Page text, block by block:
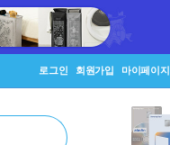
로그인 회원가입 마이페이지